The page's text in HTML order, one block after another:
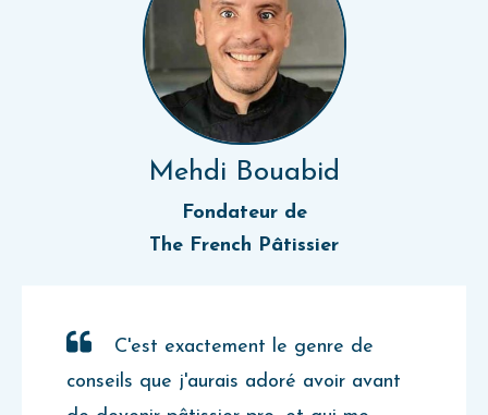
Mehdi Bouabid
Fondateur de
The French Pâtissier
C'est exactement le genre de
conseils que j'aurais adoré avoir avant